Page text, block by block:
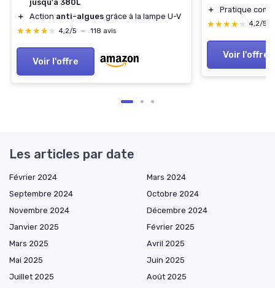
jusqu'à 380L
＋
Action anti-algues grâce à la lampe U-V
★★★★★
★★★★★ 4,2/5 — 118 avis
Voir l'offre
＋
Pratique
★★★★★
★★★★★ 4,2/5
Voir l'offre
Les articles par date
Février 2024
Mars 2024
Septembre 2024
Octobre 2024
Novembre 2024
Décembre 2024
Janvier 2025
Février 2025
Mars 2025
Avril 2025
Mai 2025
Juin 2025
Juillet 2025
Août 2025